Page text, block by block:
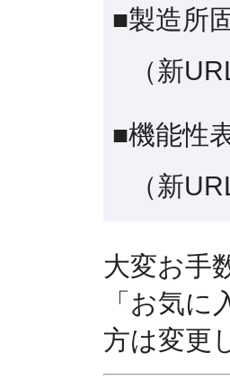
■製造所
（新
■機能性
（新
大変お手
「お気
方は変更